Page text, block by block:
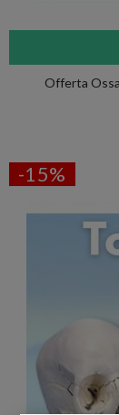
Offerta
-15%